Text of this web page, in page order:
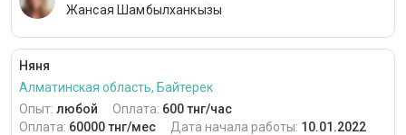
Жансая Шамбылханкызы
Няня
Алматинская область, Байтерек
Опыт: любой Оплата: 600 тнг/час
Оплата: 60000 тнг/мес Дата начала работы: 10.01.2022